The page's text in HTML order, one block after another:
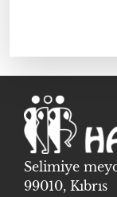
Selimiye
99010, Kıbrıs